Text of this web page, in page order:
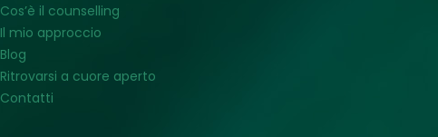
Cos’è il counselling
Il mio approccio
Blog
Ritrovarsi a cuore aperto
Contatti